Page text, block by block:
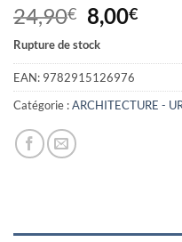
24,90€ Le
prix
initial
était :
24,90€.
8,00€Le
Rupture de stock
EAN: 9782915126976
Catégorie :ARCHITECTURE -